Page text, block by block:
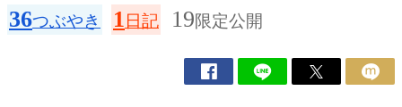
36つぶやき 1 日記 19限定公開